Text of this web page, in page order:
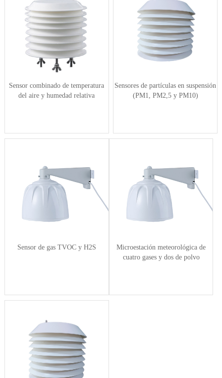
Sensor combinado de temperatura
del aire y humedad relativa
Sensores de partículas en suspensión
(PM1, PM2,5 y PM10)
Sensor de gas TVOC y H2S
Microestación meteorológica de
cuatro gases y dos de polvo